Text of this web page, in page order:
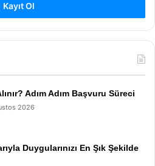
Kayıt Ol
Adım Adım Başvuru Süreci
2026
Duygularınızı En Şık Şekilde